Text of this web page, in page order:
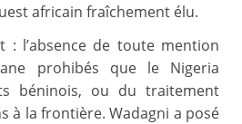
africain fraîchement élu.
: l’absence de toute mention
prohibés que le Nigeria
béninois, ou du traitement
à la frontière. Wadagni a posé